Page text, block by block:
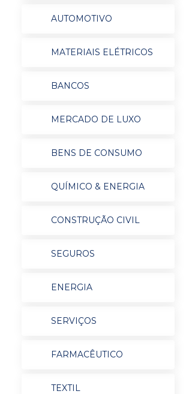
AUTOMOTIVO
MATERIAIS ELÉTRICOS
BANCOS
MERCADO DE LUXO
BENS DE CONSUMO
QUÍMICO & ENERGIA
CONSTRUÇÃO CIVIL
SEGUROS
ENERGIA
SERVIÇOS
FARMACÊUTICO
TEXTIL